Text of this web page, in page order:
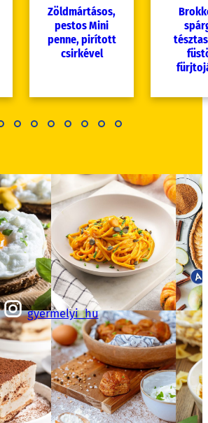
Zöldmártásos,
pestos Mini
penne, pirított
csirkével
gyermelyi_hu